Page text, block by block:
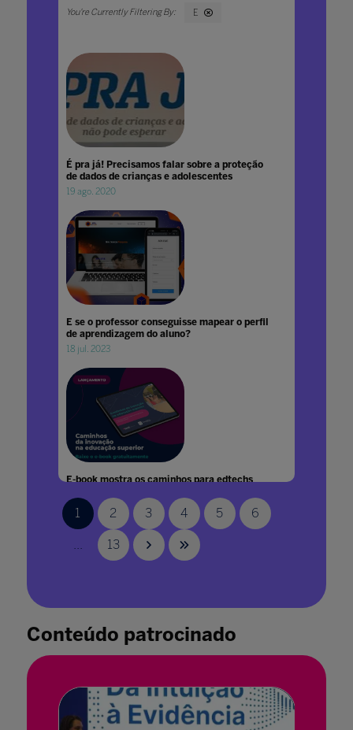
E
É pra já! Precisamos falar sobre a proteção
de dados de crianças e adolescentes
19 ago. 2020
E se o professor conseguisse mapear o perfil
de aprendizagem do aluno?
18 jul. 2023
E-book mostra os caminhos para edtechs
superior
30 mai. 2023
E-book traz ideias e pensamentos
10 jul. 2023
1 2 3 4 5 6
13
Conteúdo patrocinado